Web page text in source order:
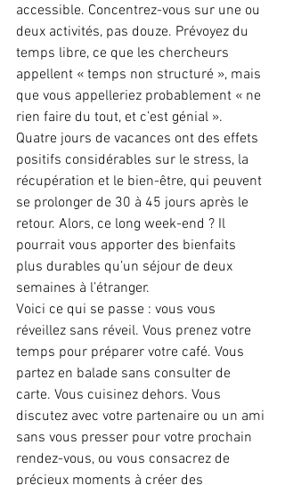
accessible. Concentrez-vous sur une ou
deux activités, pas douze. Prévoyez du
temps libre, ce que les chercheurs
appellent « temps non structuré », mais
que vous appelleriez probablement « ne
rien faire du tout, et c’est génial ».
Quatre jours de vacances ont des effets
positifs considérables sur le stress, la
récupération et le bien-être, qui peuvent
se prolonger de 30 à 45 jours après le
retour. Alors, ce long week-end ? Il
pourrait vous apporter des bienfaits
plus durables qu’un séjour de deux
semaines à l’étranger.
Voici ce qui se passe : vous vous
réveillez sans réveil. Vous prenez votre
temps pour préparer votre café. Vous
partez en balade sans consulter de
carte. Vous cuisinez dehors. Vous
discutez avec votre partenaire ou un ami
sans vous presser pour votre prochain
rendez-vous, ou vous consacrez de
précieux moments à créer des